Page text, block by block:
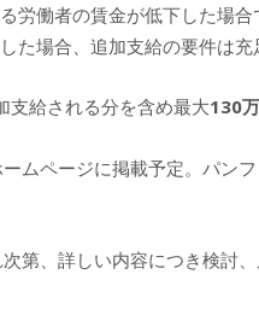
労働者の賃金が低下した場
た場合、追加支給の要件は
支給される分を含め最大130
ムページに掲載予定。パン
第、詳しい内容につき検討